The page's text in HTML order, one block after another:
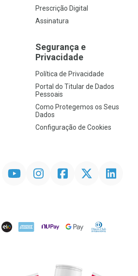
Prescrição Digital
Assinatura
Segurança e
Privacidade
Política de Privacidade
Portal do Titular de Dados
Pessoais
Como Protegemos os Seus
Dados
Configuração de Cookies
InstagramFacebookTwitter Linkedin
ELO AMEX NuPay Google PayDiners Club
Destaque